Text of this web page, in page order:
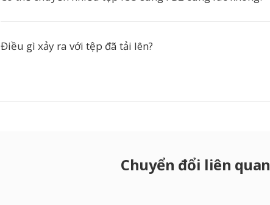
Điều gì xảy ra với tệp đã tải lên?
Chuyển đổi liên quan